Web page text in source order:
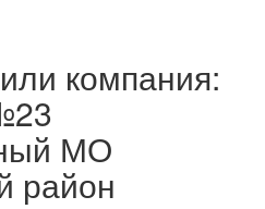
компания:
МО
район